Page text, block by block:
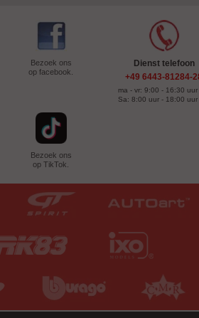
Bezoek ons
op facebook.
Bezoek ons
op TikTok.
Dienst telefoon
+49 6443-81284-
ma - vr: 9:00 - 16:30 uur
Sa: 8:00 uur - 18:00 uur